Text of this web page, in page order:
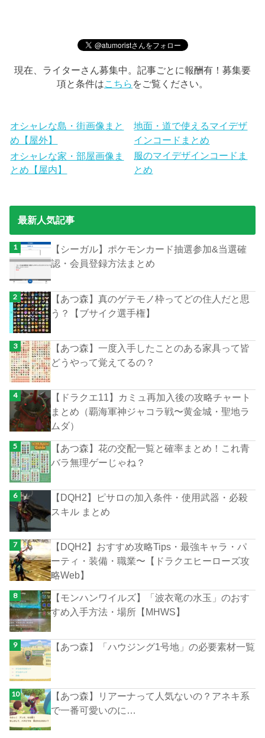
現在、ライターさん募集中。記事ごとに報酬有！募集要
項と条件はこちら をご覧ください。
オシャレな島・街画像まと
め【屋外】
地面・道で使えるマイデザ
インコードまとめ
オシャレな家・部屋画像ま
とめ【屋内】
服のマイデザインコードま
とめ
最新人気記事
【シーガル】ポケモンカード抽選参加&当選確
認・会員登録方法まとめ
【あつ森】真のゲテモノ枠ってどの住人だと思
う？【ブサイク選手権】
【あつ森】一度入手したことのある家具って皆
どうやって覚えてるの？
【ドラクエ11】カミュ再加入後の攻略チャート
まとめ（覇海軍神ジャコラ戦〜黄金城・聖地ラ
ムダ）
【あつ森】花の交配一覧と確率まとめ！これ青
バラ無理ゲーじゃね？
【DQH2】ピサロの加入条件・使用武器・必殺
スキル まとめ
【DQH2】おすすめ攻略Tips・最強キャラ・パ
ーティ・装備・職業〜【ドラクエヒーローズ攻
略Web】
【モンハンワイルズ】「波衣竜の水玉」のおす
すめ入手方法・場所【MHWS】
【あつ森】「ハウジング1号地」の必要素材一覧
【あつ森】リアーナって人気ないの？アネキ系
で一番可愛いのに…